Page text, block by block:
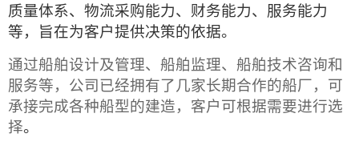
质量体系、物流采购能力、财务能力、服务能力
等，旨在为客户提供决策的依据。
通过船舶设计及管理、船舶监理、船舶技术咨询和
服务等，公司已经拥有了几家长期合作的船厂，可
承接完成各种船型的建造，客户可根据需要进行选
择。